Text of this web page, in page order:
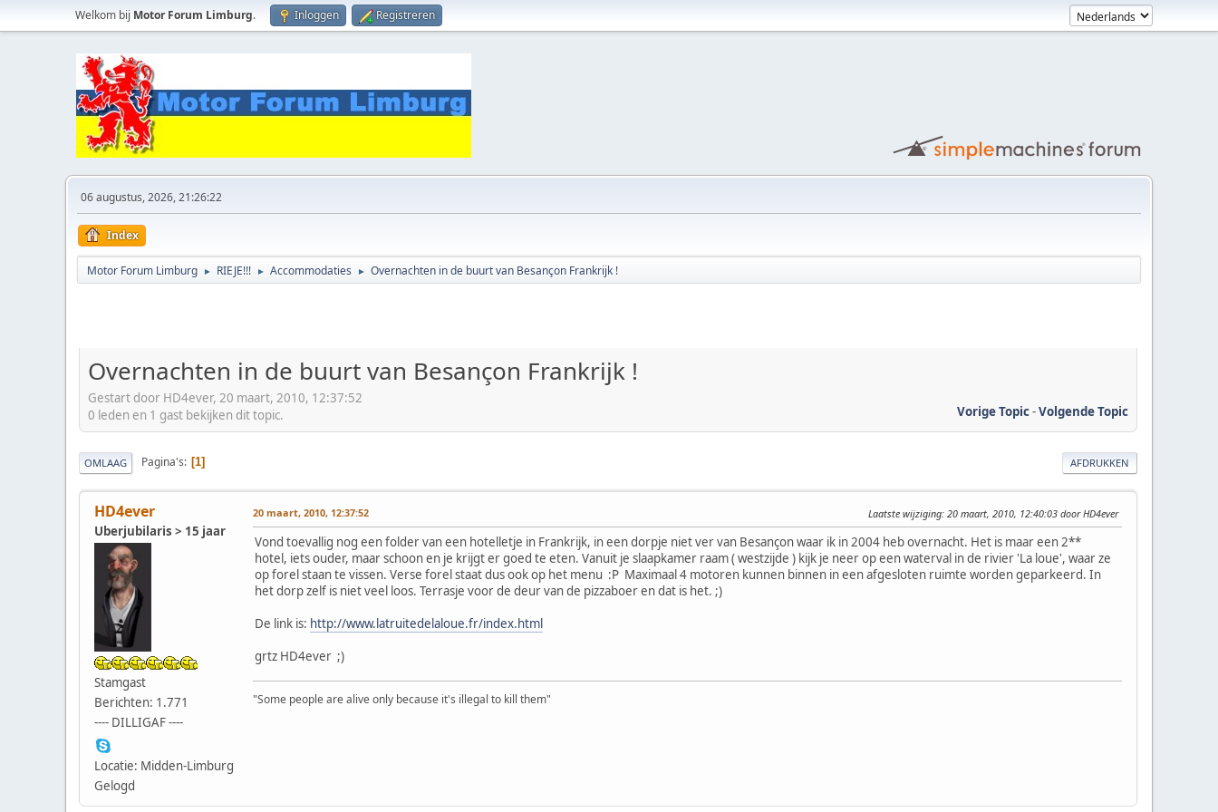
Welkom bij Motor Forum Limburg. Inloggen Registreren
06 augustus, 2026, 21:26:22
Index
Motor Forum Limburg ► RIEJE!!! ► Accommodaties ► Overnachten in de buurt van Besançon Frankrijk !
Overnachten in de buurt van Besançon Frankrijk !
Gestart door HD4ever, 20 maart, 2010, 12:37:52
Vorige Topic-Volgende Topic
0 leden en 1 gast bekijken dit topic.
AFDRUKKEN
OMLAAG Pagina's 1
HD4ever
Uberjubilaris > 15 jaar
Stamgast
Berichten: 1.771
---- DILLIGAF ----
Locatie: Midden-Limburg
Gelogd
20 maart, 2010, 12:37:52 Laatste wijziging: 20 maart, 2010, 12:40:03 door HD4ever
Vond toevallig nog een folder van een hotelletje in Frankrijk, in een dorpje niet ver van Besançon waar ik in 2004 heb overnacht. Het is maar een 2**
hotel, iets ouder, maar schoon en je krijgt er goed te eten. Vanuit je slaapkamer raam ( westzijde ) kijk je neer op een waterval in de rivier 'La loue', waar ze
op forel staan te vissen. Verse forel staat dus ook op het menu :P Maximaal 4 motoren kunnen binnen in een afgesloten ruimte worden geparkeerd. In
het dorp zelf is niet veel loos. Terrasje voor de deur van de pizzaboer en dat is het. ;)
De link is: http://www.latruitedelaloue.fr/index.html
grtz HD4ever ;)
"Some people are alive only because it's illegal to kill them"